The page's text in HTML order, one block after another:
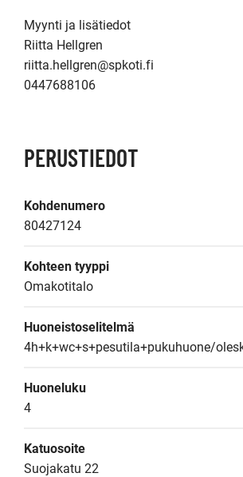
Myynti ja lisätiedot
Riitta Hellgren
riitta.hellgren@spkoti.fi
0447688106
PERUSTIEDOT
Kohdenumero
80427124
Kohteen tyyppi
Omakotitalo
Huoneistoselitelmä
4h+k+wc+s+pesutila+pukuhuone/
Huoneluku
4
Katuosoite
Suojakatu 22